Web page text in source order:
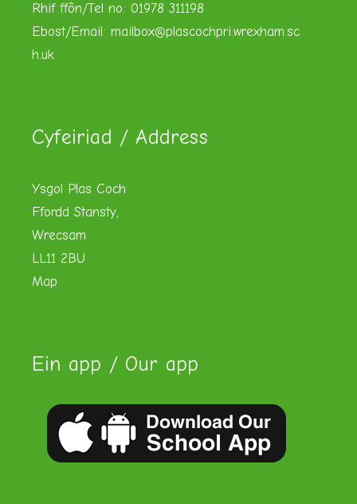
Rhif ffôn/Tel no: 01978 311198
Ebost/Email: mailbox@plascochpri.wrexham.sc
h.uk
Cyfeiriad / Address
Ysgol Plas Coch
Ffordd Stansty,
Wrecsam
LL11 2BU
Map
Ein app / Our app